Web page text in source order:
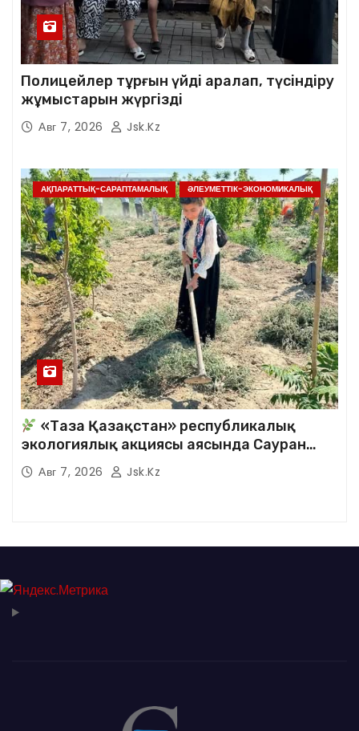
Полицейлер тұрғын үйді аралап, түсіндіру
жұмыстарын жүргізді
Авг 7, 2026 Jsk.kz
АҚПАРАТТЫҚ-САРАПТАМАЛЫҚ ӘЛЕУМЕТТІК-ЭКОНОМИКАЛЫҚ
«Таза Қазақстан» республикалық
экологиялық акциясы аясында Сауран
аудандық кітапханасының қызметкерлері
кезекті сенбілік жұмыстарына белсене
Авг 7, 2026 Jsk.kz